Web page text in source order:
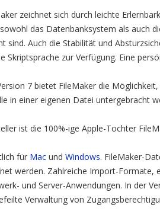
zeichnet sich durch leichte
das Datenbanksystem als auch
sind. Auch die Stabilität und
Skriptsprache zur Verfügung. Eine
7 bietet FileMaker die
in einer eigenen Datei untergebracht
ist die 100%-ige Apple-Tochter
für Mac und Windows. FileMaker-
werden. Zahlreiche Import-Formate,
und Server-Anwendungen. In der
Verwaltung von